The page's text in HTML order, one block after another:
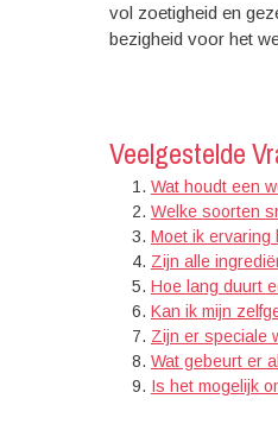
vol zoetigheid en
bezigheid voor het
Veelgestelde
Wat houdt een
Welke soorten
Moet ik ervaring
Zijn alle
Hoe lang duurt
Kan ik mijn
Zijn er speciale
Wat gebeurt er
Is het mogelijk